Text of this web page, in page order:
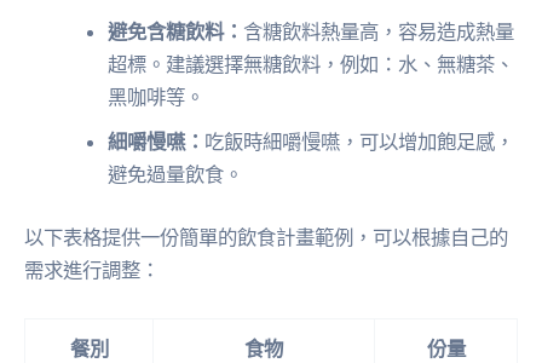
避免含糖飲料： 含糖飲料熱量高，容易造成熱量
超標。建議選擇無糖飲料，例如：水、無糖茶、
黑咖啡等。
細嚼慢嚥： 吃飯時細嚼慢嚥，可以增加飽足感，
避免過量飲食。
以下表格提供一份簡單的飲食計畫範例，可以根據自己的
需求進行調整：
餐別 食物 份量